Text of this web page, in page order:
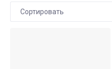
Защита при
Окислители
Сортировать